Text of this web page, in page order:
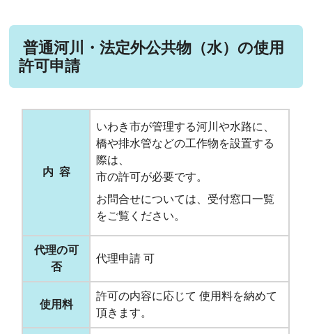
普通河川・法定外公共物（水）の使用
許可申請
内 容
いわき市が管理する河川や水路に、
橋や排水管などの工作物を設置する
際は、
市の許可が必要です。
お問合せについては、受付窓口一覧
をご覧ください。
代理の可
否
代理申請 可
使用料
許可の内容に応じて 使用料を納めて
頂きます。